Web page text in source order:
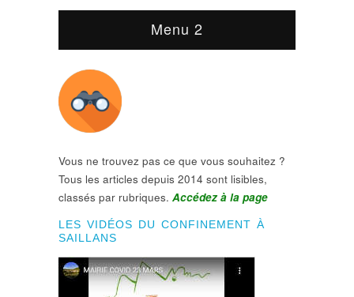
Menu 2
Vous ne trouvez pas ce que vous souhaitez ?
Tous les articles depuis 2014 sont lisibles,
classés par rubriques. Accédez à la page
LES VIDÉOS DU CONFINEMENT À
SAILLANS